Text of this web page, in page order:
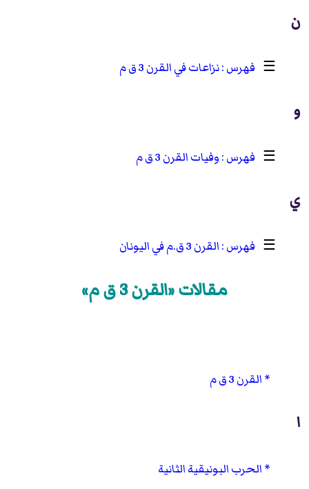
ن
☰ نزاعات في القرن 3 ق م
و
☰ وفيات القرن 3 ق م
ي
☰ القرن 3 ق.م في اليونان
مقالات «القرن 3 ق م»
القرن 3 ق م
ا
الحرب البونيقية الثانية